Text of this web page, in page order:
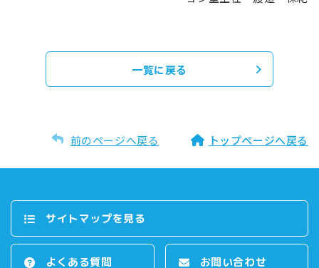
一覧に戻る
前のページへ戻る トップページへ戻る
サイトマップを⾒る
よくある質問 お問い合わせ